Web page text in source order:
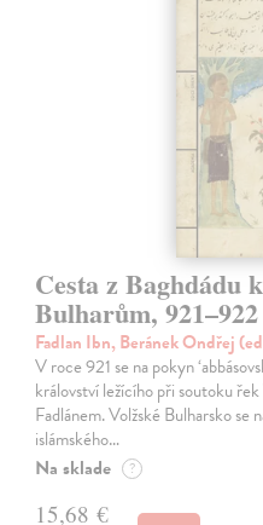
Cesta z Baghdádu
Bulharům, 921–922
Fadlan Ibn, Beránek Ondřej
V roce 921 se na pokyn
království ležícího při soutoku
Fadlánem. Volžské Bulharsko se
islámského…
Na sklade ?
15,68 €